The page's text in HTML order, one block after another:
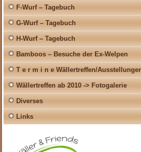
F-Wurf – Tagebuch
G-Wurf – Tagebuch
H-Wurf – Tagebuch
Bamboos – Besuche der Ex-Welpen
T e r m i n e Wällertreffen/
Wällertreffen ab 2010 -> Fotogalerie
Diverses
Links